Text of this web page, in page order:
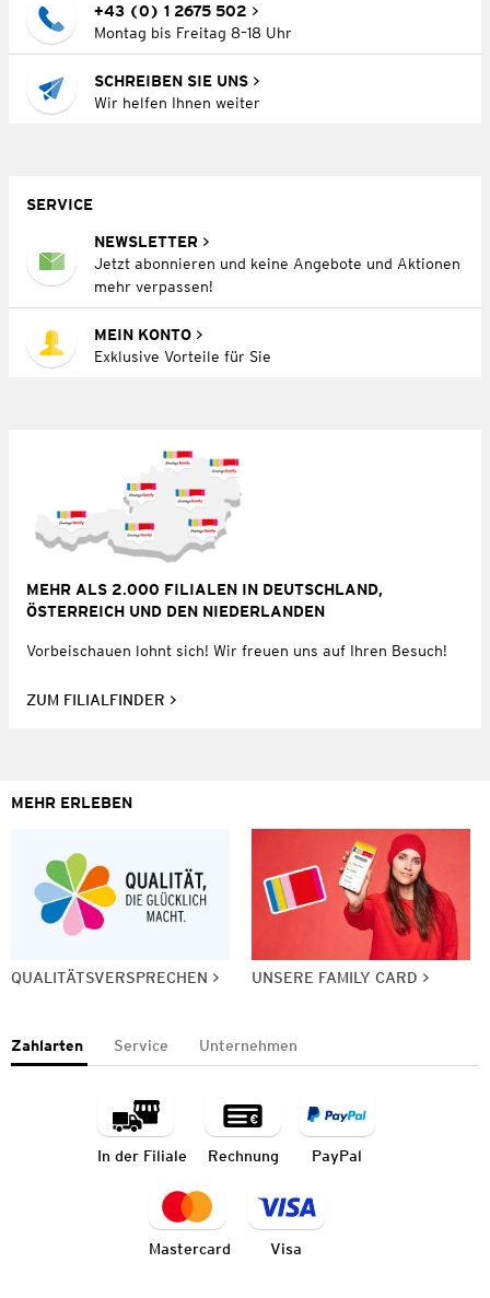
+43 (0) 1 2675 502
Montag bis Freitag 8–18 Uhr
SCHREIBEN SIE UNS
Wir helfen Ihnen weiter
SERVICE
NEWSLETTER
Jetzt abonnieren und keine Angebote und Aktionen
mehr verpassen!
MEIN KONTO
Exklusive Vorteile für Sie
MEHR ALS 2.000 FILIALEN IN DEUTSCHLAND,
ÖSTERREICH UND DEN NIEDERLANDEN
Vorbeischauen lohnt sich! Wir freuen uns auf Ihren Besuch!
ZUM FILIALFINDER
MEHR ERLEBEN
QUALITÄTSVERSPRECHEN UNSERE FAMILY CARD
Zahlarten Service Unternehmen
In der Filiale Rechnung PayPal
Mastercard Visa